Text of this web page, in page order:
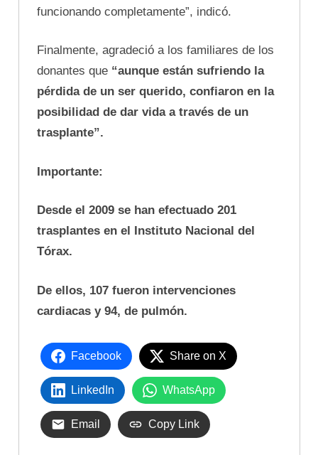
funcionando completamente”, indicó.
Finalmente, agradeció a los familiares de los
donantes que “aunque están sufriendo la
pérdida de un ser querido, confiaron en la
posibilidad de dar vida a través de un
trasplante”.
Importante:
Desde el 2009 se han efectuado 201
trasplantes en el Instituto Nacional del
Tórax.
De ellos, 107 fueron intervenciones
cardiacas y 94, de pulmón.
Facebook Share on X
LinkedIn WhatsApp
Email Copy Link